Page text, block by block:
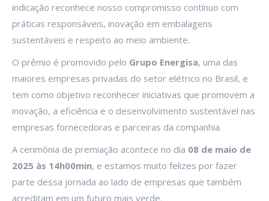
indicação reconhece nosso compromisso contínuo com
práticas responsáveis, inovação em embalagens
sustentáveis e respeito ao meio ambiente.
O prêmio é promovido pelo Grupo Energisa, uma das
maiores empresas privadas do setor elétrico no Brasil, e
tem como objetivo reconhecer iniciativas que promovem a
inovação, a eficiência e o desenvolvimento sustentável nas
empresas fornecedoras e parceiras da companhia.
A cerimônia de premiação acontece no dia 08 de maio de
2025 às 14h00min, e estamos muito felizes por fazer
parte dessa jornada ao lado de empresas que também
acreditam em um futuro mais verde.